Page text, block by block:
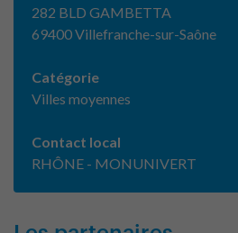
282 BLD GAMBETTA
69400 Villefranche-sur-Saône
Catégorie
Villes moyennes
Contact local
RHÔNE - MONUNIVERT